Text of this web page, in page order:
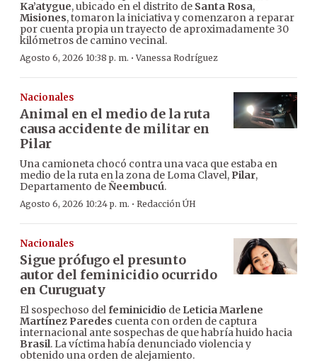
Ka’atygue, ubicado en el distrito de Santa Rosa,
Misiones, tomaron la iniciativa y comenzaron a reparar
por cuenta propia un trayecto de aproximadamente 30
kilómetros de camino vecinal.
Agosto 6, 2026 10:38 p. m. ·Vanessa Rodríguez
Nacionales
Animal en el medio de la ruta
causa accidente de militar en
Pilar
Una camioneta chocó contra una vaca que estaba en
medio de la ruta en la zona de Loma Clavel, Pilar,
Departamento deÑeembucú.
Agosto 6, 2026 10:24 p. m. · Redacción ÚH
Nacionales
Sigue prófugo el presunto
autor del feminicidio ocurrido
en Curuguaty
El sospechoso delfeminicidio de Leticia Marlene
Martínez Paredes cuenta con orden de captura
internacional ante sospechas de que habría huido hacia
Brasil. La víctima había denunciado violencia y
obtenido una orden de alejamiento.